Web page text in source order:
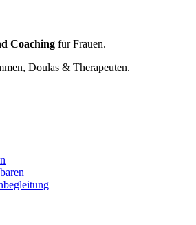
Coaching für Frauen.
Doulas & Therapeuten.